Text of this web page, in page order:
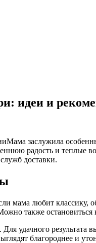
идеи и
Мама заслужила
радость и теплые
доставки.
мама любит
также
удачного
благороднее и